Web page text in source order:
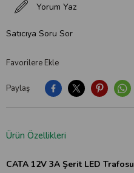
Paylaş
Favorilere Ekle
Yorum Yaz
Satıcıya Soru Sor
Ürün Özellikleri
CATA 12V 3A Şerit LED Trafosu